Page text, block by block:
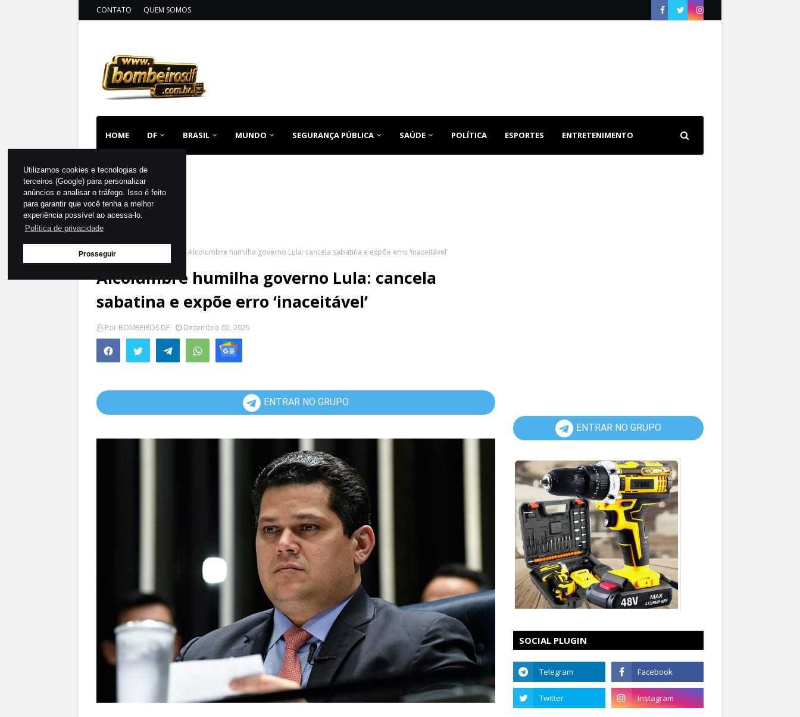
Utilizamos cookies e tecnologias de
terceiros (Google) para personalizar
anúncios e analisar o tráfego. Isso é feito
para garantir que você tenha a melhor
experiência possível ao acessa-lo.
Política de privacidade
Prosseguir
CONTATO QUEM SOMOS
HOME DF BRASIL MUNDO SEGURANÇA PÚBLICA SAÚDE POLÍTICA ESPORTES ENTRETENIMENTO
Página inicial Alcolumbre humilha governo Lula: cancela sabatina e expõe erro ‘inaceitável’
Alcolumbre humilha governo Lula: cancela
sabatina e expõe erro ‘inaceitável’
Por BOMBEIROS DF Dezembro 02, 2025
ENTRAR NO GRUPO
ENTRAR NO GRUPO
SOCIAL PLUGIN